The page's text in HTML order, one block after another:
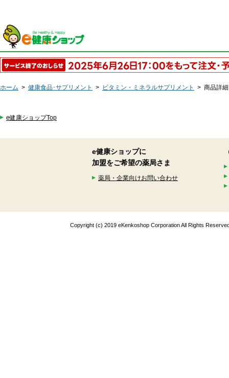
ホーム > 健康食品･サプリメント > ビタミン・ミネラルサプリメント > 商品詳細
e健康ショップTop
e健康ショップに
加盟をご希望の薬局さま
薬局・企業向けお問い合わせ
Copyright (c) 2019 eKenkoshop Corporation All Rights